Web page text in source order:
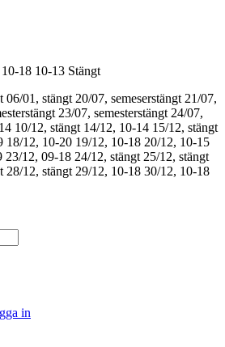
10-18 10-13 Stängt
06/01, stängt 20/07, semeserstängt 21/07,
23/07, semesterstängt 24/07,
10/12, stängt 14/12, 10-14 15/12, stängt
18/12, 10-20 19/12, 10-18 20/12, 10-15
23/12, 09-18 24/12, stängt 25/12, stängt
28/12, stängt 29/12, 10-18 30/12, 10-18
in